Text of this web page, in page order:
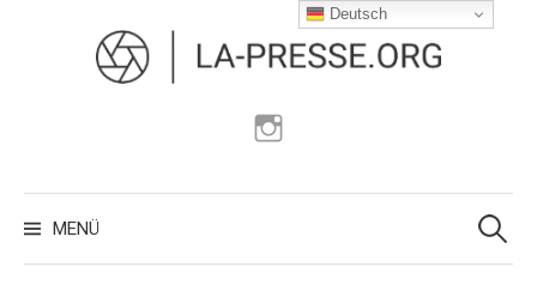
überspringen
MENÜ
Suchen
nach:
Deutsch